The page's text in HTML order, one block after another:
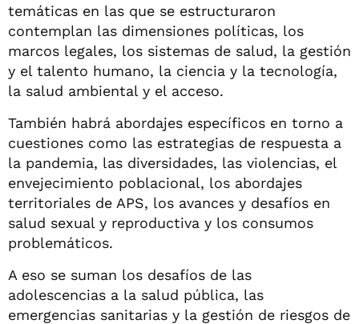
temáticas en las que se estructuraron
contemplan las dimensiones políticas, los
marcos legales, los sistemas de salud, la gestión
y el talento humano, la ciencia y la tecnología,
la salud ambiental y el acceso.
También habrá abordajes específicos en torno a
cuestiones como las estrategias de respuesta a
la pandemia, las diversidades, las violencias, el
envejecimiento poblacional, los abordajes
territoriales de APS, los avances y desafíos en
salud sexual y reproductiva y los consumos
problemáticos.
A eso se suman los desafíos de las
adolescencias a la salud pública, las
emergencias sanitarias y la gestión de riesgos de